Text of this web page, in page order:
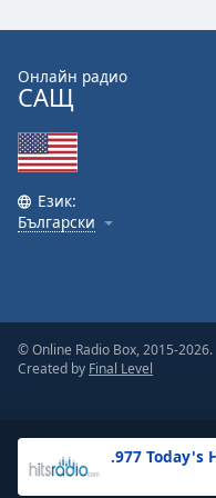
Text
Opacity
Background
.977 Today's
Онлайн радио
САЩ
Език:
Български
© Online Radio Box, 2015-2026.
Created by Final Level